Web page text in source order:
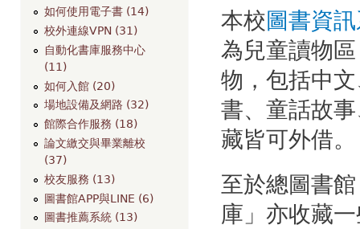
如何使用電子書 (14)
校外連線VPN (31)
自動化書庫服務中心
(11)
如何入館 (20)
場地設備及網路 (32)
館際合作服務 (18)
論文繳交與畢業離校
(37)
校友服務 (13)
圖書館APP與LINE (6)
圖書推薦系統 (13)
本校圖書資
為兒童讀物
物，包括中
書、童話故
藏皆可外借。
至於總圖書
庫」亦收藏